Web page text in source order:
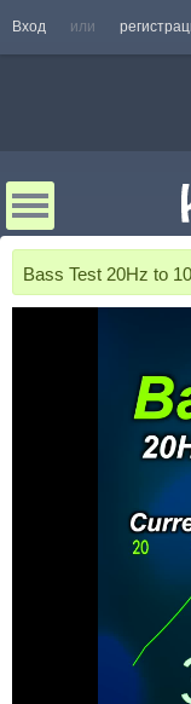
Вход или
Bass Test 20Hz to